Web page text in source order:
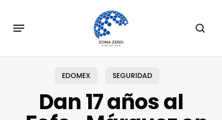
main
Menu
EDOMEX SEGURIDAD
Dan 17 años al